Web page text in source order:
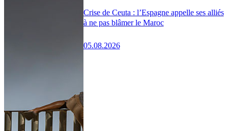
Crise de Ceuta : l’Espagne appelle ses alliés
à ne pas blâmer le Maroc
05.08.2026